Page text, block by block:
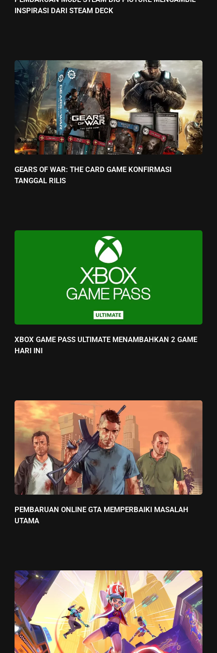
INSPIRASI DARI STEAM DECK
GEARS OF WAR: THE CARD GAME KONFIRMASI
TANGGAL RILIS
XBOX GAME PASS ULTIMATE MENAMBAHKAN 2 GAME
HARI INI
PEMBARUAN ONLINE GTA MEMPERBAIKI MASALAH
UTAMA